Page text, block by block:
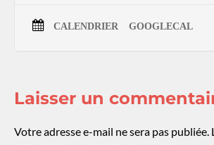
19 décembre au 10 mars | Boisé du Plan Bouchard
Finissage le 11 février
Artiste en vedette : Audrey Emery
CALENDRIER GOOGLECAL
Laisser un
Votre adresse e-mail ne sera pas publiée.